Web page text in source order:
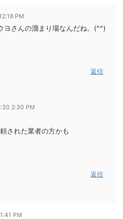
PM
ヨさんの溜まり場なんだね。(^^)
返信
2:30 PM
された業者の方かも
返信
PM